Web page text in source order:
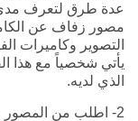
عدة طرق لتعرف
مصور زفاف عن
التصوير وكاميرات
يأتي شخصياً مع هذا
الذي لديه.
2- اطلب من المصور